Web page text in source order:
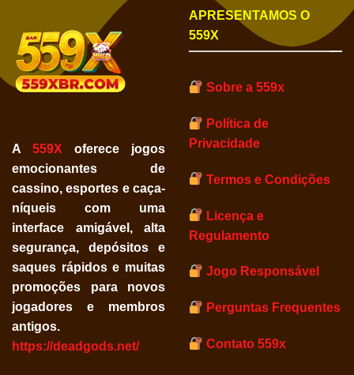
A 559X oferece jogos
emocionantes de
cassino, esportes e caça-
níqueis com uma
interface amigável, alta
segurança, depósitos e
saques rápidos e muitas
promoções para novos
jogadores e membros
antigos.
https://deadgods.net/
APRESENTAMOS O
559X
Sobre a 559x
Política de
Privacidade
Termos e Condições
Licença e
Regulamento
Jogo Responsável
Perguntas Frequentes
Contato 559x